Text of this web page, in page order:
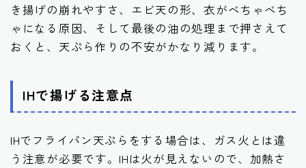
き揚げの崩れやすさ、エビ天の形、衣がべちゃべち
ゃになる原因、そして最後の油の処理まで押さえて
おくと、天ぷら作りの不安がかなり減ります。
IHで揚げる注意点
IHでフライパン天ぷらをする場合は、ガス火とは違
う注意が必要です。IHは火が見えないので、加熱さ